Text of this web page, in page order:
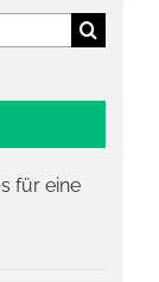
für eine